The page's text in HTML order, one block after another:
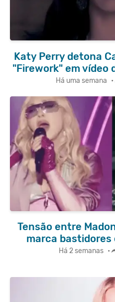
Katy Perry detona
"Firework" em vídeo
Há uma semana •
Tensão entre
marca bastidores
Há 2 semanas •